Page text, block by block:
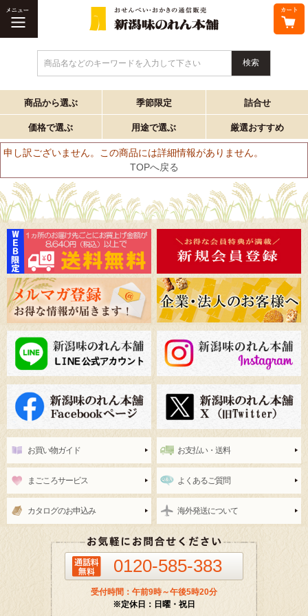
商品名などのキーワードを入力して下さい
商品から選ぶ 季節限定 詰合せ
価格で選ぶ 用途で選ぶ 厳選おすすめ
申し訳ございません。この商品には詳細情報がありません。
TOPへ戻る
お買い物ガイド お支払い・送料
まごころサービス よくあるご質問
カタログのお申込み 海外発送について
0120-585-383
受付時間：午前9時～午後5時20分
※定休日：日曜・祝日